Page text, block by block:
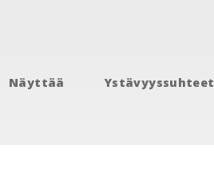
Näyttää Ystävyyssuhteet